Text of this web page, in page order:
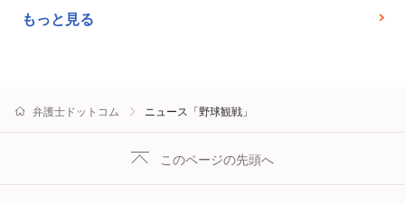
もっと見る
弁護士ドットコム ニュース「野球観戦」
このページの先頭へ